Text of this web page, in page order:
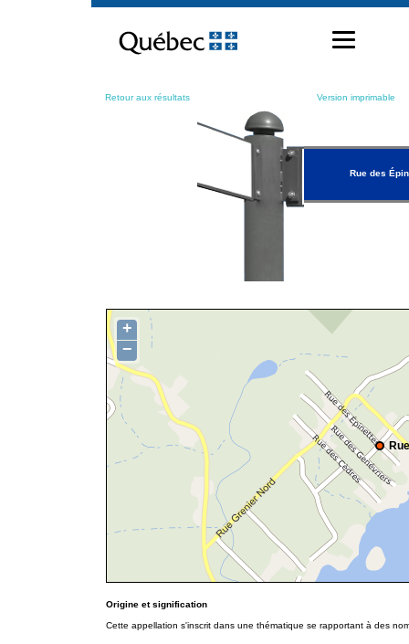
contenu
Retour aux résultats Version imprimable
Rue des
+
−
Origine et signification
Cette appellation s'inscrit dans une thématique se rapportant à des